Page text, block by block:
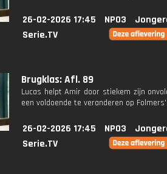
26-02-2026 17:45 NPO3
Serie.TV
Brugklas: Afl. 89
Lucas helpt Amir door stiekem zijn
een voldoende te veranderen op
26-02-2026 17:45 NPO3
Serie.TV